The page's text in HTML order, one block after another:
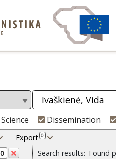
Science Dissemination
Export 0
0 Search results: Found